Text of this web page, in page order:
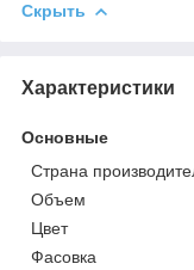
Скрыть
Характеристики
Основные
Страна
Объем
Цвет
Фасовка